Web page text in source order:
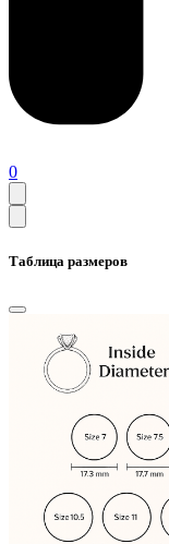
0
Таблица размеров